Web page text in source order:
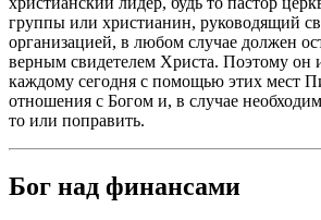
группы или христианин, руководящий
организацией, в любом случае должен
верным свидетелем Христа. Поэтому он
каждому сегодня с помощью этих мест
отношения с Богом и, в случае
то или поправить.
Бог над финансами